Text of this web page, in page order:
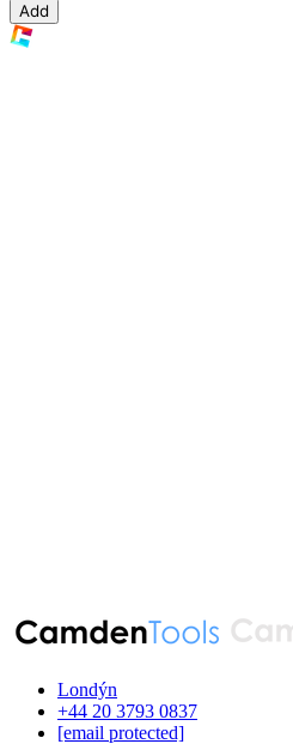
Add
Londýn
‪+44 20 3793 0837‬
[email protected]